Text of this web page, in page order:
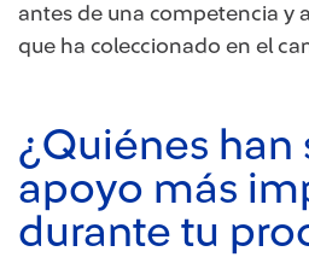
antes de una competencia y
que ha coleccionado en el
¿Quiénes han
apoyo más
durante tu